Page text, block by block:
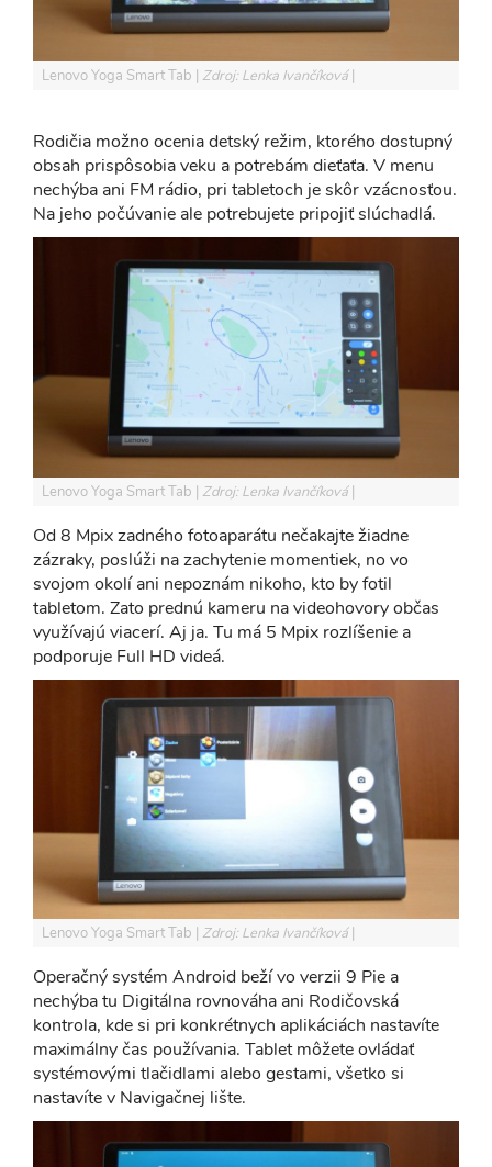
Lenovo Yoga Smart Tab Zdroj: Lenka Ivančíková
Rodičia možno ocenia detský režim, ktorého dostupný
obsah prispôsobia veku a potrebám dieťaťa. V menu
nechýba ani FM rádio, pri tabletoch je skôr vzácnosťou.
Na jeho počúvanie ale potrebujete pripojiť slúchadlá.
Lenovo Yoga Smart Tab Zdroj: Lenka Ivančíková
Od 8 Mpix zadného fotoaparátu nečakajte žiadne
zázraky, poslúži na zachytenie momentiek, no vo
svojom okolí ani nepoznám nikoho, kto by fotil
tabletom. Zato prednú kameru na videohovory občas
využívajú viacerí. Aj ja. Tu má 5 Mpix rozlíšenie a
podporuje Full HD videá.
Lenovo Yoga Smart Tab Zdroj: Lenka Ivančíková
Operačný systém Android beží vo verzii 9 Pie a
nechýba tu Digitálna rovnováha ani Rodičovská
kontrola, kde si pri konkrétnych aplikáciách nastavíte
maximálny čas používania. Tablet môžete ovládať
systémovými tlačidlami alebo gestami, všetko si
nastavíte v Navigačnej lište.